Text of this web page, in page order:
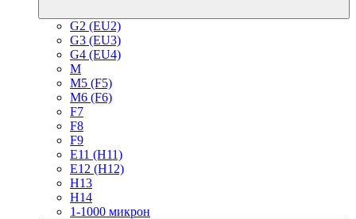
G2 (EU2)
G3 (EU3)
G4 (EU4)
M
M5 (F5)
M6 (F6)
F7
F8
F9
E11 (H11)
E12 (H12)
H13
H14
1-1000 микрон